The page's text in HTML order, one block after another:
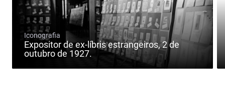
Iconografia
Expositor de ex-líbris estrangeiros, 2 de
outubro de 1927.